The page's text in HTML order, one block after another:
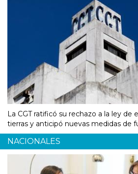
La CGT ratificó su rechazo a la ley de
tierras y anticipó nuevas medidas de
NACIONALES